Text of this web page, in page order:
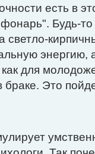
есть в
Будь-
светло-
энергию,
для
Это